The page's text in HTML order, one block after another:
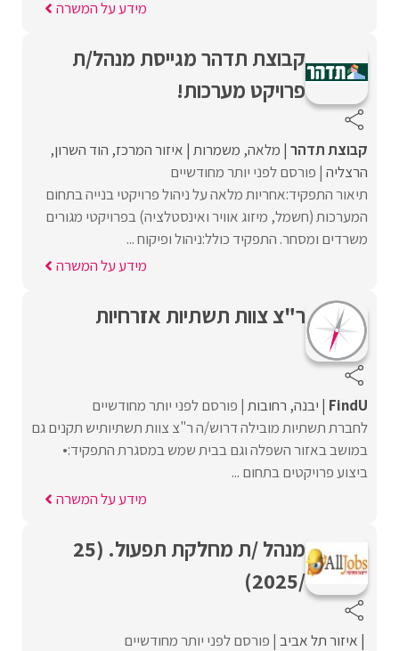
מידע על המשרה
קבוצת תדהר מגייסת מנהל/ת
פרויקט מערכות!
קבוצת תדהר מלאה משמרות איזור המרכז הוד השרון
הרצליה פורסם לפני יותר מחודשיים
תיאור התפקיד:אחריות מלאה על ניהול פרויקטי בנייה בתחום
המערכות (חשמל, מיזוג אוויר ואינסטלציה) בפרויקטי מגורים
משרדים ומסחר. התפקיד כולל:ניהול ופיקוח ...
מידע על המשרה
ר"צ צוות תשתיות אזרחיות
FindU יבנה רחובות פורסם לפני יותר מחודשיים
לחברת תשתיות מובילה דרוש/ה ר"צ צוות תשתיותיש תקנים גם
במושב באזור השפלה וגם בבית שמש במסגרת התפקיד:•
ביצוע פרויקטים בתחום ...
מידע על המשרה
מנהל /ת מחלקת תפעול. (25
/2025)
איזור תל אביב פורסם לפני יותר מחודשיים